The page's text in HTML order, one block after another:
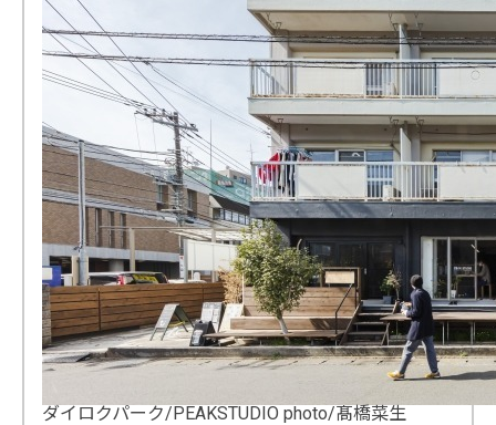
ダイロクパーク/PEAKSTUDIO photo/髙橋菜生